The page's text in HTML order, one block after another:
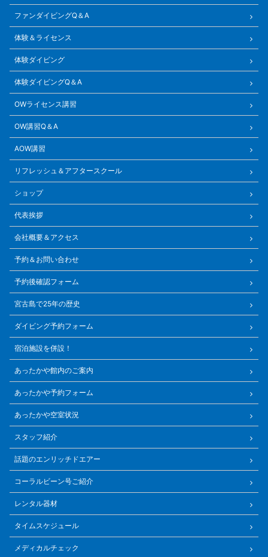
ファンダイビングQ＆A
体験＆ライセンス
体験ダイビング
体験ダイビングQ＆A
OWライセンス講習
OW講習Q＆A
AOW講習
リフレッシュ＆アフタースクール
ショップ
代表挨拶
会社概要＆アクセス
予約＆お問い合わせ
予約後確認フォーム
宮古島で25年の歴史
ダイビング予約フォーム
宿泊施設を併設！
あったかや館内のご案内
あったかや予約フォーム
あったかや空室状況
スタッフ紹介
話題のエンリッチドエアー
コーラルビーン号ご紹介
レンタル器材
タイムスケジュール
メディカルチェック